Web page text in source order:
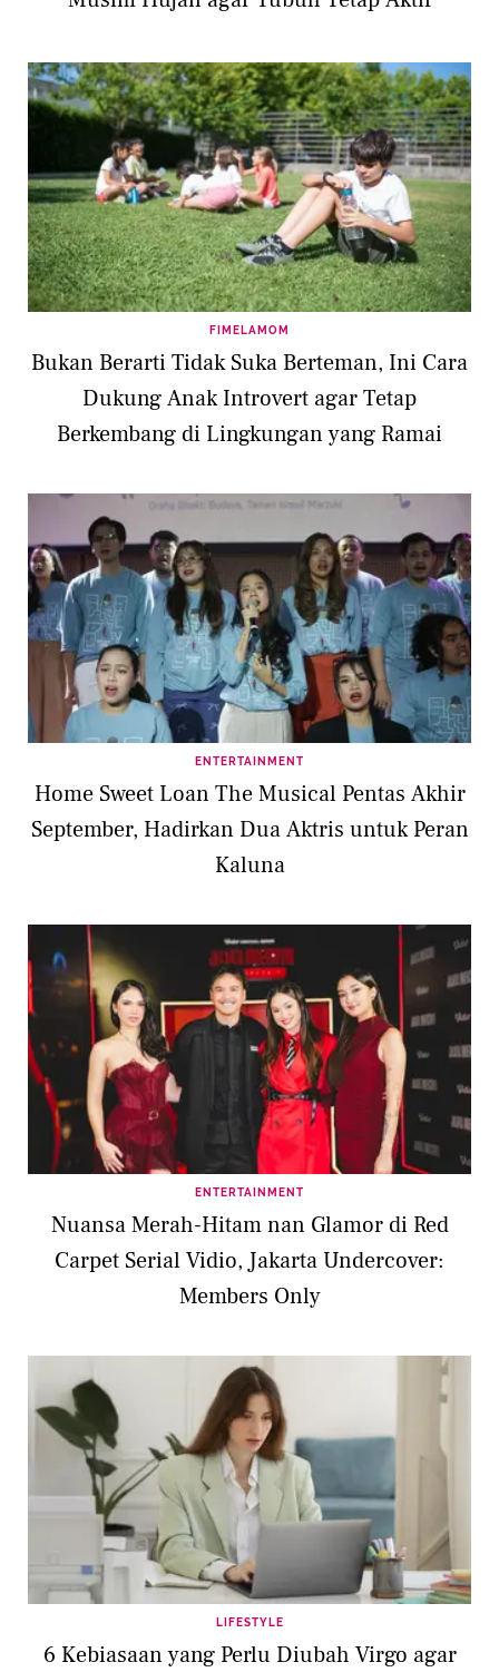
FIMELAMOM
Bukan Berarti Tidak Suka Berteman, Ini Cara
Dukung Anak Introvert agar Tetap
Berkembang di Lingkungan yang Ramai
ENTERTAINMENT
Home Sweet Loan The Musical Pentas Akhir
September, Hadirkan Dua Aktris untuk Peran
Kaluna
ENTERTAINMENT
Nuansa Merah-Hitam nan Glamor di Red
Carpet Serial Vidio, Jakarta Undercover:
Members Only
LIFESTYLE
6 Kebiasaan yang Perlu Diubah Virgo agar